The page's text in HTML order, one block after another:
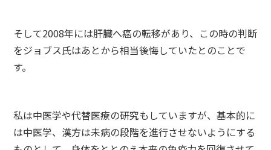
そして2008年には肝臓へ癌の転移があり、この時の判断
をジョブス氏はあとから相当後悔していたとのことで
す。
私は中医学や代替医療の研究もしていますが、基本的に
は中医学、漢方は未病の段階を進行させないようにする